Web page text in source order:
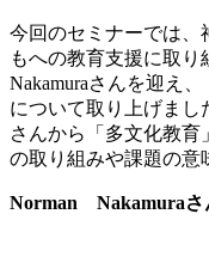
今回のセミナーでは、
もへの教育支援に取
Nakamuraさんを迎え
について取り上げまし
さんから「多文化教
の取り組みや課題の意
Norman Nakamuraさ